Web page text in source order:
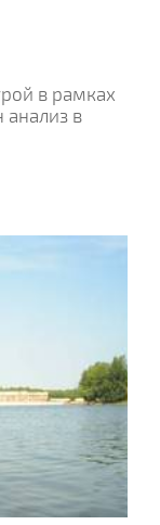
в рамках
в